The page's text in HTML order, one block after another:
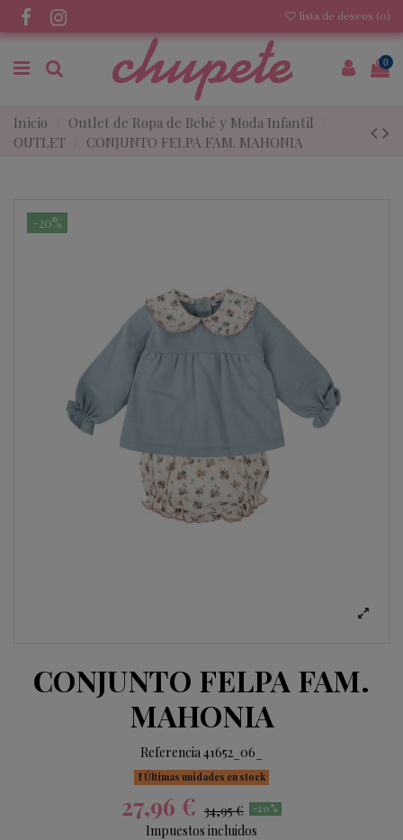
lista de deseos (0)
0
Inicio
Outlet de Ropa de Bebé y Moda Infantil
OUTLET
CONJUNTO FELPA FAM. MAHONIA
-20%
CONJUNTO FELPA FAM.
MAHONIA
Referencia41652_06_
Últimas unidades en stock
27,96 € 34,95 € -20%
Impuestos incluidos